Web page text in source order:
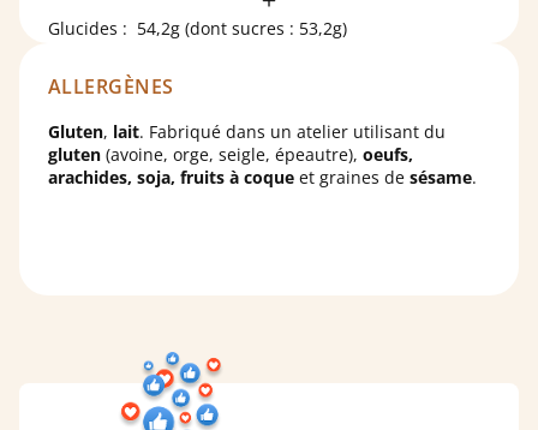
Glucides : 54,2g (dont sucres : 53,2g)
Protéines : 7,4g
ALLERGÈNES
Gluten, lait. Fabriqué dans un atelier utilisant du
gluten (avoine, orge, seigle, épeautre), oeufs,
arachides, soja, fruits à coque et graines de sésame.